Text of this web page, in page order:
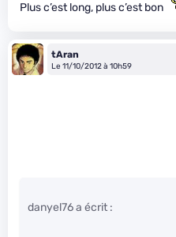
Plus c’est long, plus c’est bon
tAran
Le 11/10/2012 à 10h59
danyel76 a écrit :